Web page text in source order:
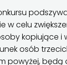
w celu
kopiujące i
osób
powyżej,